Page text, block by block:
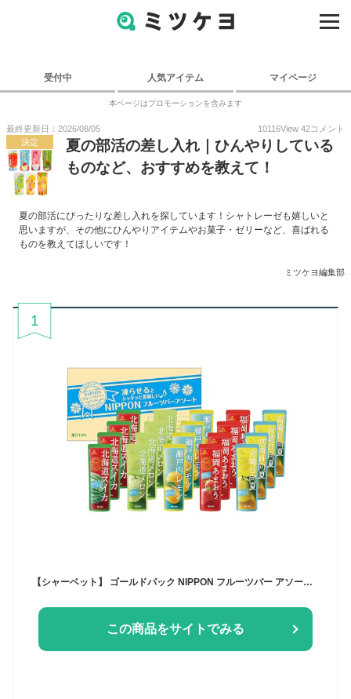
受付中 人気アイテム マイページ
本ページはプロモーションを含みます
最終更新日：2026/08/05 10116View 42コメント
決定
夏の部活の差し入れ｜ひんやりしている
ものなど、おすすめを教えて！
夏の部活にぴったりな差し入れを探しています！シャトレーゼも嬉しいと
思いますが、その他にひんやりアイテムやお菓子・ゼリーなど、喜ばれる
ものを教えてほしいです！
ミツケヨ編集部
1
【シャーベット】 ゴールドパック NIPPON フルーツバー アソート 80g×20
この商品をサイトでみる